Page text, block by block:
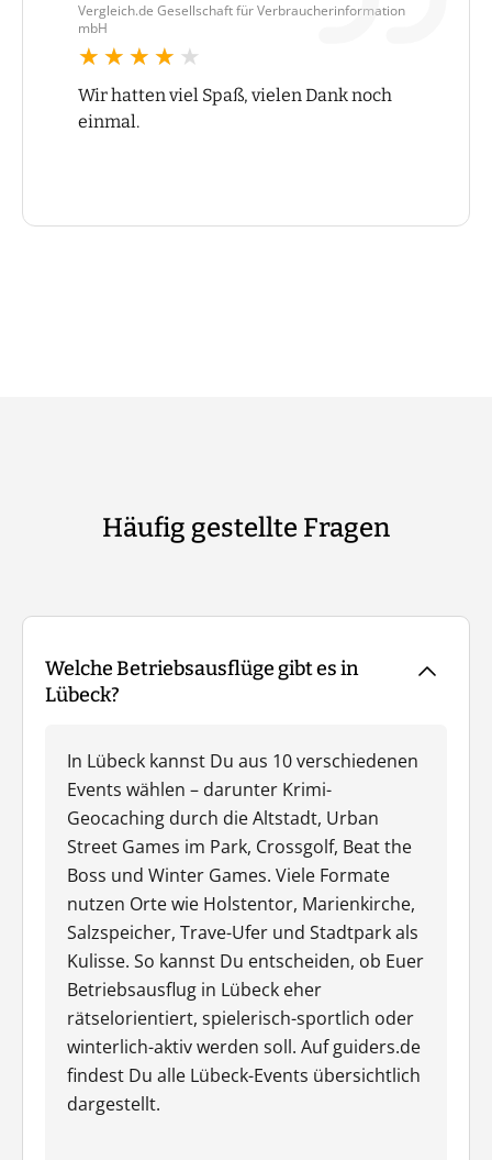
Vergleich.de Gesellschaft für Verbraucherinformation
mbH
★★★★★
★★★★★
Wir hatten viel Spaß, vielen Dank noch
einmal.
Häufig gestellte Fragen
Welche Betriebsausflüge gibt es in
Lübeck?
In Lübeck kannst Du aus 10 verschiedenen
Events wählen – darunter Krimi-
Geocaching durch die Altstadt, Urban
Street Games im Park, Crossgolf, Beat the
Boss und Winter Games. Viele Formate
nutzen Orte wie Holstentor, Marienkirche,
Salzspeicher, Trave-Ufer und Stadtpark als
Kulisse. So kannst Du entscheiden, ob Euer
Betriebsausflug in Lübeck eher
rätselorientiert, spielerisch-sportlich oder
winterlich-aktiv werden soll. Auf guiders.de
findest Du alle Lübeck-Events übersichtlich
dargestellt.